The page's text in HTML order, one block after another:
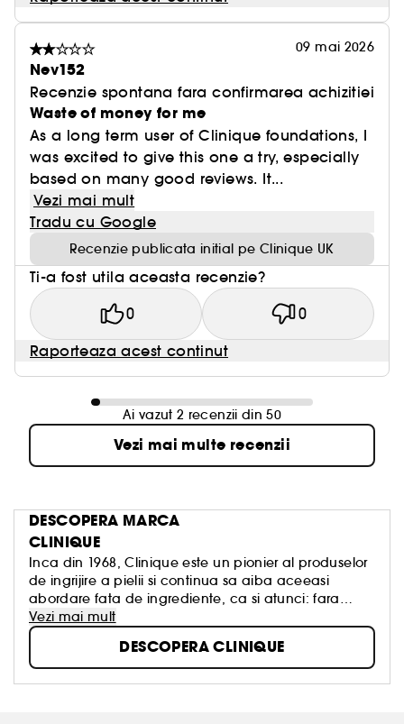
09 mai 2026
Nev152
Recenzie spontana fara confirmarea achizitiei
Waste of money for me
As a long term user of Clinique foundations, I
was excited to give this one a try, especially
based on many good reviews. It...
Vezi mai mult
Tradu cu Google
Recenzie publicata initial pe Clinique UK
Ti-a fost utila aceasta recenzie?
0 0
Raporteaza acest continut
Ai vazut 2 recenzii din 50
Vezi mai multe recenzii
DESCOPERA MARCA
CLINIQUE
Inca din 1968, Clinique este un pionier al produselor
de ingrijire a pielii si continua sa aiba aceeasi
abordare fata de ingrediente, ca si atunci: fara
alergeni, parabeni, ftalati, parfum sau ingrediente
care ar putea dauna pielii. Toate produsele sunt
verificate riguros printr-o serie completa de teste
pentru a fi sigure pentru piele.
Simplu. Sigur. Eficient. Testat pentru a nu produce
Vezi mai mult
DESCOPERA CLINIQUE